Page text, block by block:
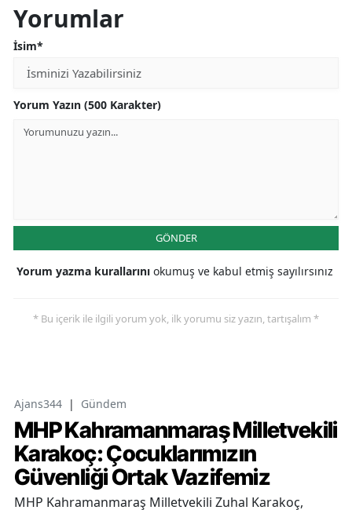
Yorumlar
İsim*
Yorum Yazın (500 Karakter)
GÖNDER
Yorum yazma kurallarını okumuş ve kabul etmiş sayılırsınız
* Bu içerik ile ilgili yorum yok, ilk yorumu siz yazın, tartışalım *
Ajans344 | Gündem
MHP Kahramanmaraş Milletvekili
Karakoç: Çocuklarımızın
Güvenliği Ortak Vazifemiz
MHP Kahramanmaraş Milletvekili Zuhal Karakoç,